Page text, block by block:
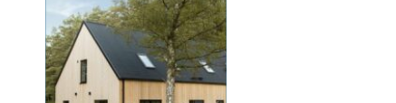
elinstallationer en
avgörande roll. En
genomtänkt elinstallat...